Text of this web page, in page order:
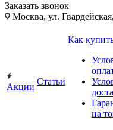
Заказать звонок
Москва, ул.
Акции
Статьи
Как
на